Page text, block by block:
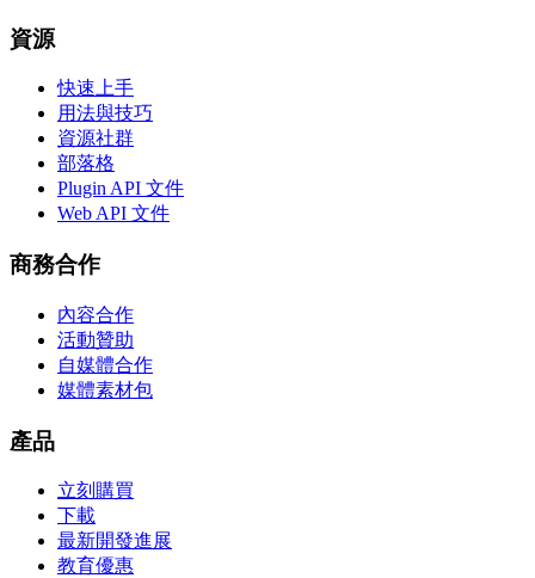
資源
快速上手
用法與技巧
資源社群
部落格
Plugin API 文件
Web API 文件
商務合作
內容合作
活動贊助
自媒體合作
媒體素材包
產品
立刻購買
下載
最新開發進展
教育優惠